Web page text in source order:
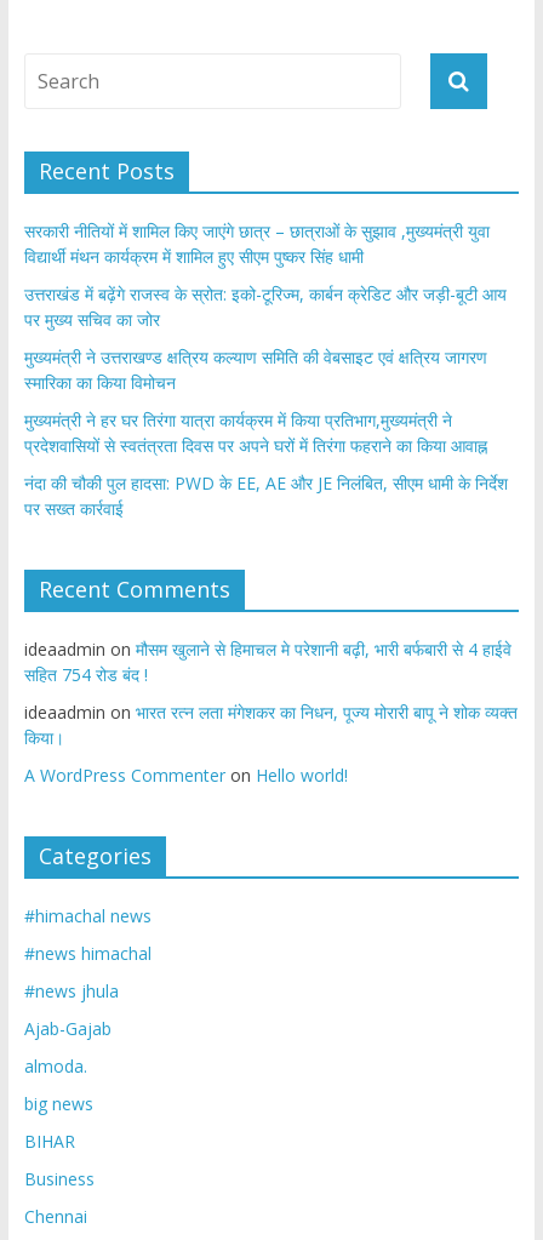
Recent Posts
सरकारी नीतियों में शामिल किए जाएंगे छात्र – छात्राओं के सुझाव ,मुख्यमंत्री युवा
विद्यार्थी मंथन कार्यक्रम में शामिल हुए सीएम पुष्कर सिंह धामी
उत्तराखंड में बढ़ेंगे राजस्व के स्रोत: इको-टूरिज्म, कार्बन क्रेडिट और जड़ी-बूटी आय
पर मुख्य सचिव का जोर
मुख्यमंत्री ने उत्तराखण्ड क्षत्रिय कल्याण समिति की वेबसाइट एवं क्षत्रिय जागरण
स्मारिका का किया विमोचन
मुख्यमंत्री ने हर घर तिरंगा यात्रा कार्यक्रम में किया प्रतिभाग,मुख्यमंत्री ने
प्रदेशवासियों से स्वतंत्रता दिवस पर अपने घरों में तिरंगा फहराने का किया आवाह्न
नंदा की चौकी पुल हादसा: PWD के EE, AE और JE निलंबित, सीएम धामी के निर्देश
पर सख्त कार्रवाई
Recent Comments
ideaadmin on मौसम खुलाने से हिमाचल मे परेशानी बढ़ी, भारी बर्फबारी से 4 हाईवे
सहित 754 रोड बंद !
ideaadmin on भारत रत्न लता मंगेशकर का निधन, पूज्य मोरारी बापू ने शोक व्यक्त
किया।
A WordPress Commenteron Hello world!
Categories
#himachal news
#news himachal
#news jhula
Ajab-Gajab
almoda.
big news
BIHAR
Business
Chennai